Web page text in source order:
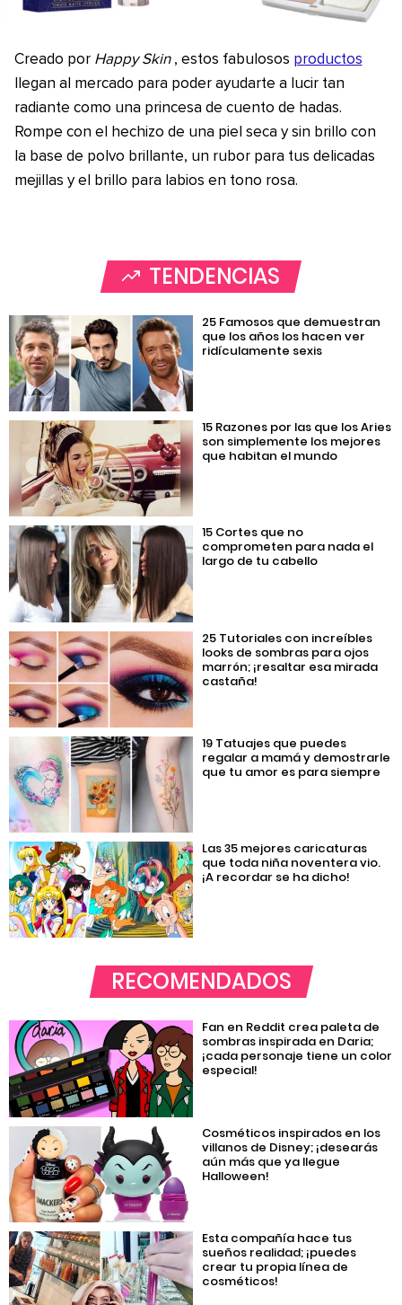
Creado por Happy Skin , estos fabulosos productos
llegan al mercado para poder ayudarte a lucir tan
radiante como una princesa de cuento de hadas.
Rompe con el hechizo de una piel seca y sin brillo con
la base de polvo brillante, un rubor para tus delicadas
mejillas y el brillo para labios en tono rosa.
TENDENCIAS
25 Famosos que demuestran
que los años los hacen ver
ridículamente sexis
15 Razones por las que los Aries
son simplemente los mejores
que habitan el mundo
15 Cortes que no
comprometen para nada el
largo de tu cabello
25 Tutoriales con increíbles
looks de sombras para ojos
marrón; ¡resaltar esa mirada
castaña!
19 Tatuajes que puedes
regalar a mamá y demostrarle
que tu amor es para siempre
Las 35 mejores caricaturas
que toda niña noventera vio.
¡A recordar se ha dicho!
RECOMENDADOS
Fan en Reddit crea paleta de
sombras inspirada en Daria;
¡cada personaje tiene un color
especial!
Cosméticos inspirados en los
villanos de Disney; ¡desearás
aún más que ya llegue
Halloween!
Esta compañía hace tus
sueños realidad; ¡puedes
crear tu propia línea de
cosméticos!